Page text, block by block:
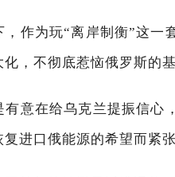
，作为玩“离岸制衡”这一
，不彻底惹恼俄罗斯的
有意在给乌克兰提振信心
进口俄能源的希望而紧张